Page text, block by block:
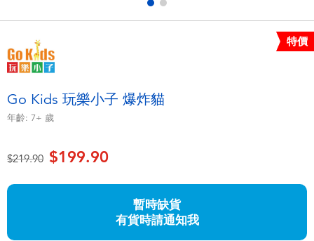
角色扮演及造型系列
毛毛公仔玩具
夏日用品
Globber高樂寶
特價
Go Kids 玩樂小子 爆炸貓
年齡: 7+ 歲
價格從
$219.90至$199.90
暫時缺貨
有貨時請通知我